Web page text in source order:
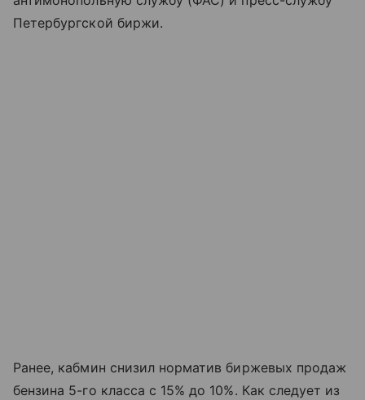
Петербургской биржи.
Ранее, кабмин снизил норматив биржевых продаж
бензина 5-го класса с 15% до 10%. Как следует из